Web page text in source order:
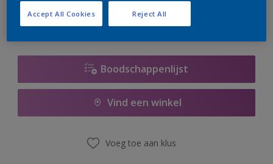
Boodschappenlijst
Vind een winkel
Voeg toe aan klus
Reject All
Accept All Cookies